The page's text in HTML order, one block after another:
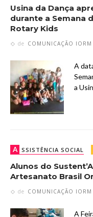
Usina da Dança
durante a Semana
Rotary Kids
de COMUNICAÇÃO IORM
A
a
A SSISTÊNCIA SOCIAL
Alunos do
Artesanato Brasil
de COMUNICAÇÃO IORM
A